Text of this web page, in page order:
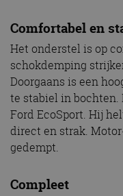
Comfortabel en
Het onderstel is op
schokdemping
Doorgaans is een
te stabiel in bochten.
Ford EcoSport. Hij
direct en strak.
gedempt.
Compleet